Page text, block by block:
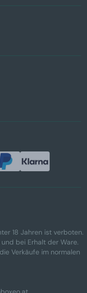
18 Jahren ist verboten.
bei Erhalt der Ware.
Verkäufe im normalen